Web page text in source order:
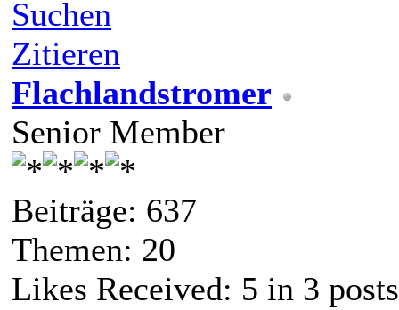
Suchen
Zitieren
Flachlandstromer
Senior Member
Beiträge: 637
Themen: 20
Likes Received: 5 in 3 posts